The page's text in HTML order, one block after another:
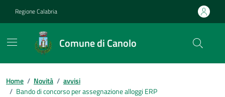
Regione Calabria
Comune di Canolo
Home / Novità / avvisi
/ Bando di concorso per assegnazione alloggi ERP